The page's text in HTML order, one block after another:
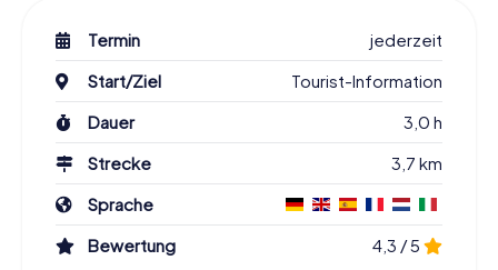
Termin
jederzeit
Start/Ziel
Tourist-Information
Dauer
3,0 h
Strecke
3,7 km
Sprache
Bewertung
4,3 / 5